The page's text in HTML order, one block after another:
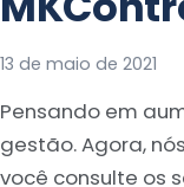
13 de maio de 2021
Pensando em
gestão. Agora,
você consulte os